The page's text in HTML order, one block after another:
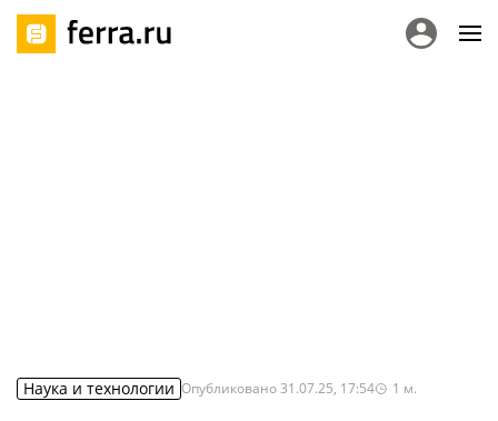
Наука и технологии Опубликовано31.07.25, 17:54 1 м.